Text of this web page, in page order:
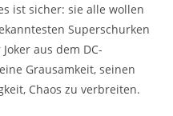
ist sicher: sie alle wollen
Superschurken
aus dem DC-
Grausamkeit, seinen
Chaos zu verbreiten.